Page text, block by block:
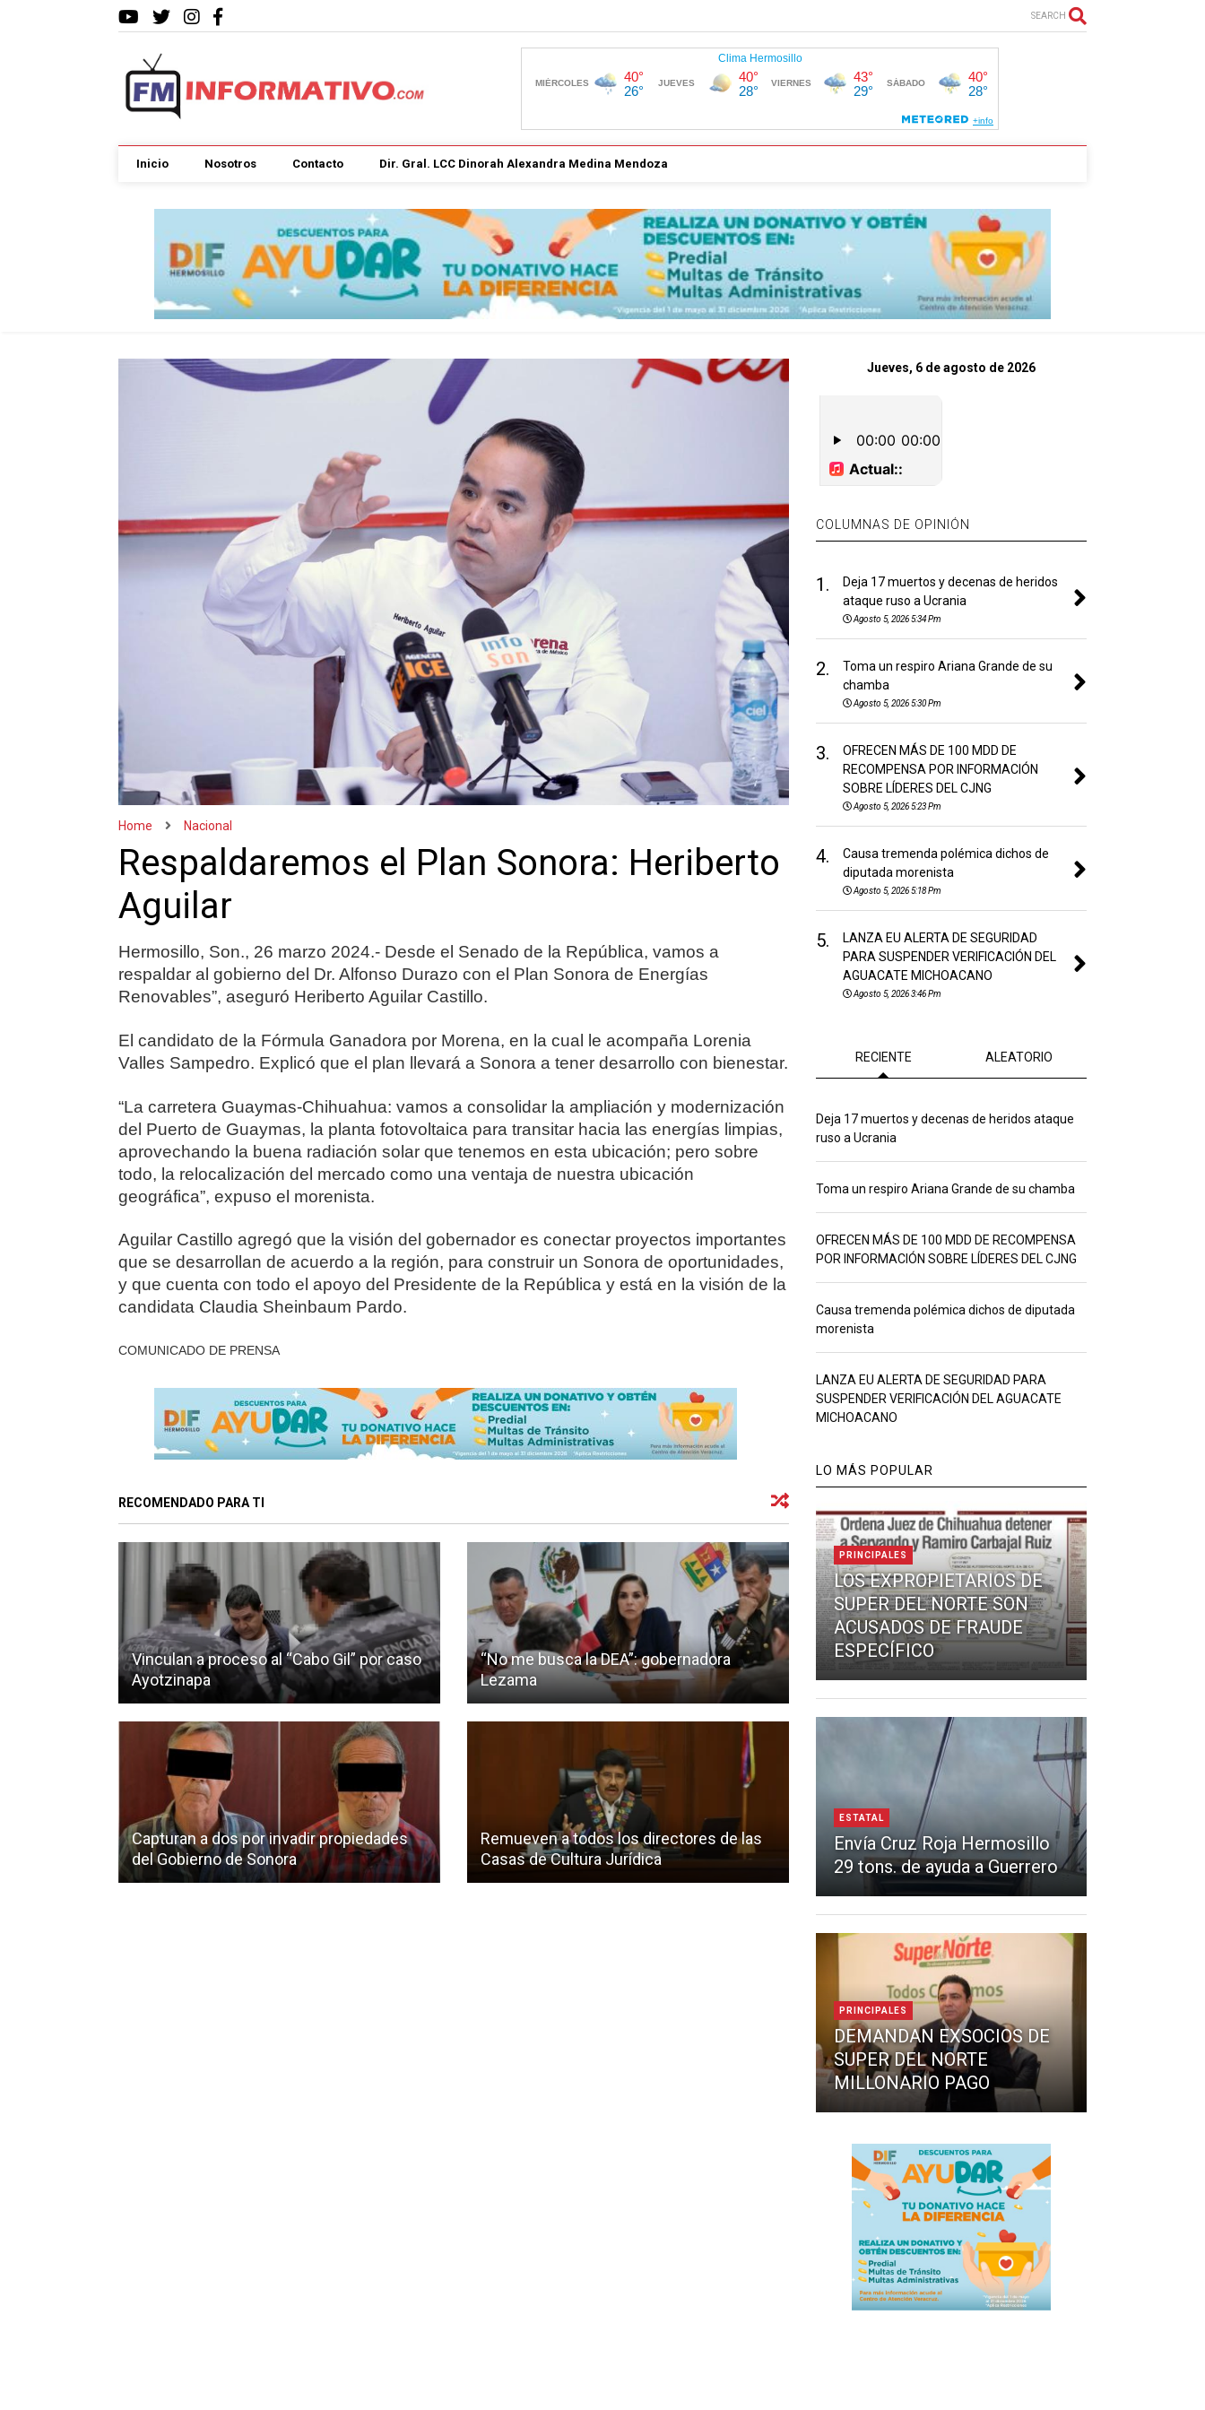
SEARCH
Inicio Nosotros Contacto Dir. Gral. LCC Dinorah Alexandra Medina Mendoza
Home Nacional
Respaldaremos el Plan Sonora: Heriberto
Aguilar
Hermosillo, Son., 26 marzo 2024.- Desde el Senado de la República, vamos a
respaldar al gobierno del Dr. Alfonso Durazo con el Plan Sonora de Energías
Renovables”, aseguró Heriberto Aguilar Castillo.
El candidato de la Fórmula Ganadora por Morena, en la cual le acompaña Lorenia
Valles Sampedro. Explicó que el plan llevará a Sonora a tener desarrollo con bienestar.
“La carretera Guaymas-Chihuahua: vamos a consolidar la ampliación y modernización
del Puerto de Guaymas, la planta fotovoltaica para transitar hacia las energías limpias,
aprovechando la buena radiación solar que tenemos en esta ubicación; pero sobre
todo, la relocalización del mercado como una ventaja de nuestra ubicación
geográfica”, expuso el morenista.
Aguilar Castillo agregó que la visión del gobernador es conectar proyectos importantes
que se desarrollan de acuerdo a la región, para construir un Sonora de oportunidades,
y que cuenta con todo el apoyo del Presidente de la República y está en la visión de la
candidata Claudia Sheinbaum Pardo.
COMUNICADO DE PRENSA
RECOMENDADO PARA TI
Vinculan a proceso al “Cabo Gil” por caso
Ayotzinapa
“No me busca la DEA”: gobernadora
Lezama
Capturan a dos por invadir propiedades
del Gobierno de Sonora
Remueven a todos los directores de las
Casas de Cultura Jurídica
Jueves, 6 de agosto de 2026
COLUMNAS DE OPINIÓN
1.
Deja 17 muertos y decenas de heridos
ataque ruso a Ucrania
Agosto 5, 2026 5:34 Pm
2.
Toma un respiro Ariana Grande de su
chamba
Agosto 5, 2026 5:30 Pm
3.
OFRECEN MÁS DE 100 MDD DE
RECOMPENSA POR INFORMACIÓN
SOBRE LÍDERES DEL CJNG
Agosto 5, 2026 5:23 Pm
4.
Causa tremenda polémica dichos de
diputada morenista
Agosto 5, 2026 5:18 Pm
5.
LANZA EU ALERTA DE SEGURIDAD
PARA SUSPENDER VERIFICACIÓN DEL
AGUACATE MICHOACANO
Agosto 5, 2026 3:46 Pm
RECIENTE ALEATORIO
Deja 17 muertos y decenas de heridos ataque
ruso a Ucrania
Toma un respiro Ariana Grande de su chamba
OFRECEN MÁS DE 100 MDD DE RECOMPENSA
POR INFORMACIÓN SOBRE LÍDERES DEL CJNG
Causa tremenda polémica dichos de diputada
morenista
LANZA EU ALERTA DE SEGURIDAD PARA
SUSPENDER VERIFICACIÓN DEL AGUACATE
MICHOACANO
LO MÁS POPULAR
PRINCIPALES
LOS EXPROPIETARIOS DE
SUPER DEL NORTE SON
ACUSADOS DE FRAUDE
ESPECÍFICO
ESTATAL
Envía Cruz Roja Hermosillo
29 tons. de ayuda a Guerrero
PRINCIPALES
DEMANDAN EXSOCIOS DE
SUPER DEL NORTE
MILLONARIO PAGO